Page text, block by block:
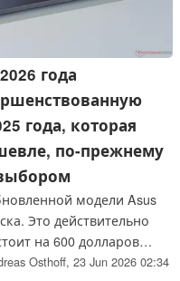
года
года, которая
по-прежнему
модели Asus
Это действительно
на 600 долларов
2025 года. Если вы
Osthoff, 23 Jun 2026 02:34